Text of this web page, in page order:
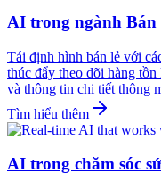
AI trong ngành Bán
Tái định hình bán lẻ với
thúc đẩy theo dõi hàng
và thông tin chi tiết thông
Tìm hiểu thêm
AI trong chăm sóc